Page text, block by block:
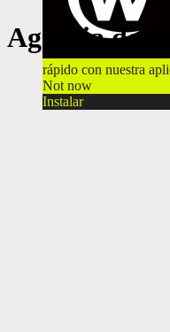
rápido con nuestra
Not now
Instalar
Agencia de